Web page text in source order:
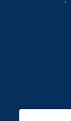
Suchen